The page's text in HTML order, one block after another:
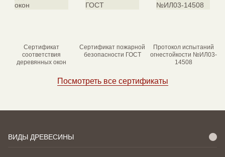
Сертификат
соответствия
деревянных окон
Сертификат пожарной
безопасности ГОСТ
Протокол испытаний
огнестойкости №ИЛ03-
14508
Посмотреть все сертификаты
ВИДЫ ДРЕВЕСИНЫ